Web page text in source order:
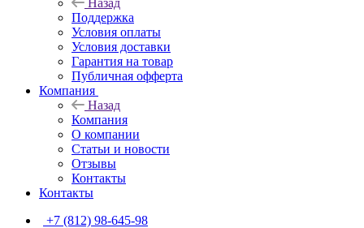
Назад
Поддержка
Условия оплаты
Условия доставки
Гарантия на товар
Публичная офферта
Компания
Назад
Компания
О компании
Статьи и новости
Отзывы
Контакты
Контакты
+7 (812) 98-645-98